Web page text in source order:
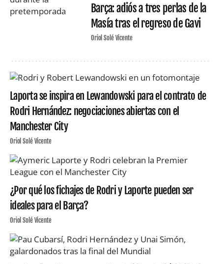
Barça: adiós a tres perlas de la
Masía tras el regreso de Gavi
Oriol Solé Vicente
Laporta se inspira en Lewandowski para el contrato de
Rodri Hernández: negociaciones abiertas con el
Manchester City
Oriol Solé Vicente
¿Por qué los fichajes de Rodri y Laporte pueden ser
ideales para el Barça?
Oriol Solé Vicente